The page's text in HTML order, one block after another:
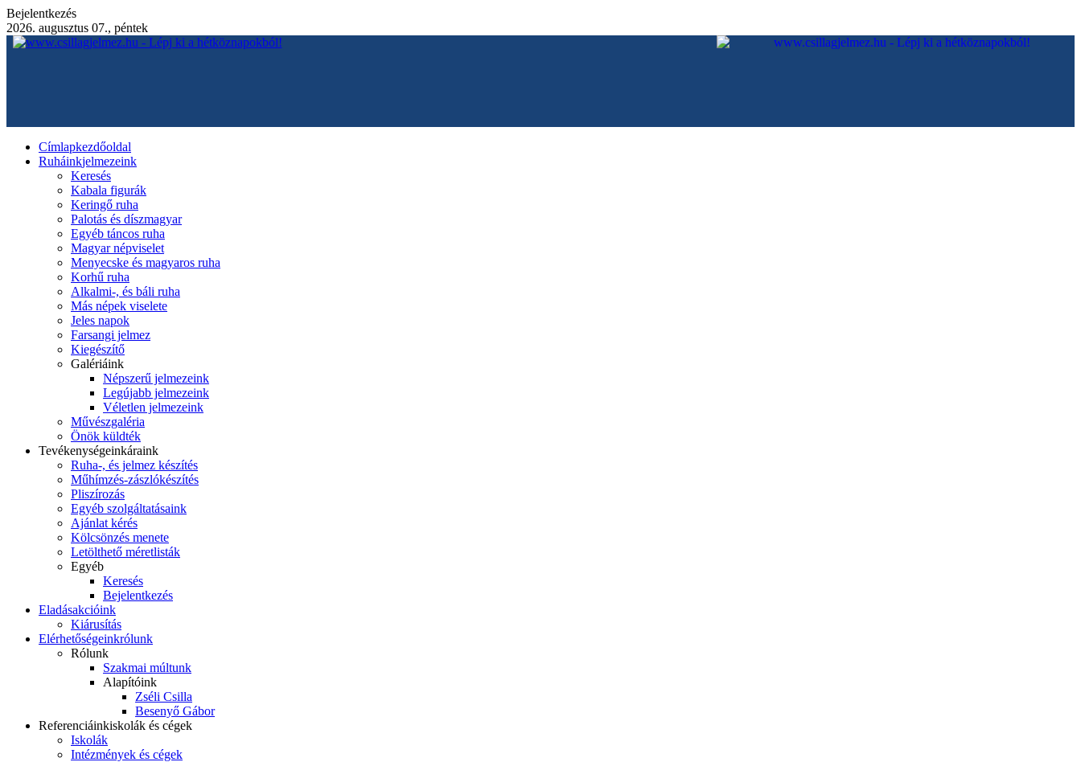
Bejelentkezés
2026. augusztus 07., péntek
Címlapkezdőoldal
Ruháinkjelmezeink
Keresés
Kabala figurák
Keringő ruha
Palotás és díszmagyar
Egyéb táncos ruha
Magyar népviselet
Menyecske és magyaros ruha
Korhű ruha
Alkalmi-, és báli ruha
Más népek viselete
Jeles napok
Farsangi jelmez
Kiegészítő
Galériáink
Népszerű jelmezeink
Legújabb jelmezeink
Véletlen jelmezeink
Művészgaléria
Önök küldték
Tevékenységeinkáraink
Ruha-, és jelmez készítés
Műhímzés-zászlókészítés
Pliszírozás
Egyéb szolgáltatásaink
Ajánlat kérés
Kölcsönzés menete
Letölthető méretlisták
Egyéb
Keresés
Bejelentkezés
Eladásakcióink
Kiárusítás
Elérhetőségeinkrólunk
Rólunk
Szakmai múltunk
Alapítóink
Zséli Csilla
Besenyő Gábor
Referenciáinkiskolák és cégek
Iskolák
Intézmények és cégek